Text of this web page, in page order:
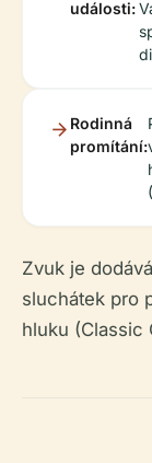
události:
Rodinná
promítání:
Zvuk je
sluchátek pro
hluku (Classic